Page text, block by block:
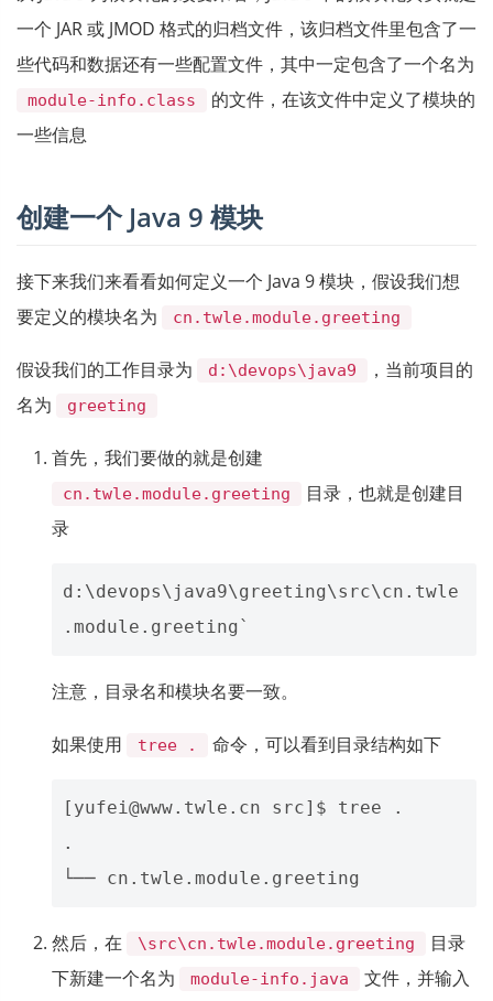
一个 JAR 或 JMOD 格式的归档文件，该归档文件里包含了一
些代码和数据还有一些配置文件，其中一定包含了一个名为
module-info.class
的文件，在该文件中定义了模块的
一些信息
创建一个 Java 9 模块
接下来我们来看看如何定义一个 Java 9 模块，假设我们想
要定义的模块名为
cn.twle.module.greeting
假设我们的工作目录为 d:\devops\java9
，当前项目的
名为
greeting
首先，我们要做的就是创建
cn.twle.module.greeting
目录，也就是创建目
录
d:\devops\java9\greeting\src\cn.twle
注意，目录名和模块名要一致。
如果使用 tree . 命令，可以看到目录结构如下
[yufei@www.twle.cn src]$ tree .
.
然后，在 \src\cn.twle.module.greeting
目录
下新建一个名为
module-info.java 文件，并输入